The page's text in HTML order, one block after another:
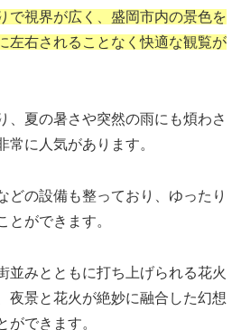
で視界が広く、盛岡市内の景色を
左右されることなく快適な観覧が
、夏の暑さや突然の雨にも煩わさ
常に人気があります。
どの設備も整っており、ゆったり
とができます。
並みとともに打ち上げられる花火
夜景と花火が絶妙に融合した幻想
ができます。